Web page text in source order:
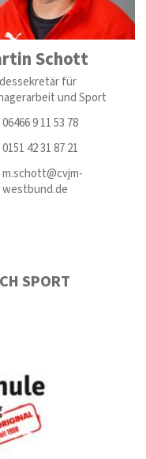
Schott
für
und Sport
06466 9 11 53 78
0151 42 31 87 21
m.schott@cvjm-
westbund.de
SPORT